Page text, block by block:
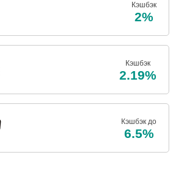
Кэшбэк
2%
Кэшбэк
2.19%
Кэшбэк до
6.5%